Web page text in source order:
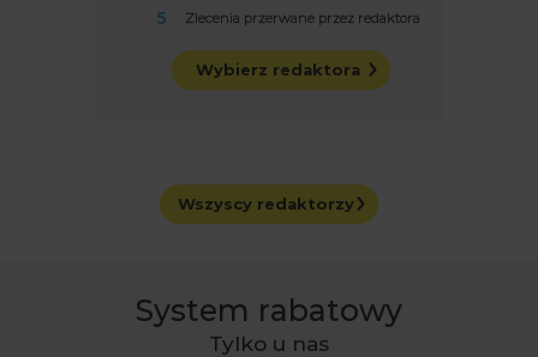
5 Zlecenia przerwane przez redaktora
Wybierz redaktora
Wszyscy redaktorzy
System rabatowy
Tylko u nas